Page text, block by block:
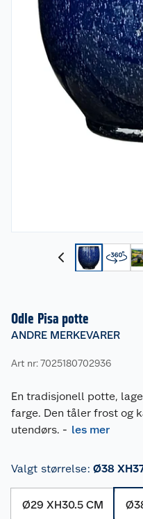
Odle Pisa potte
ANDRE MERKEVARER
Art nr: 7025180702936
En tradisjonell potte,
farge. Den tåler frost og
utendørs. - les mer
Valgt størrelse: Ø38
Ø29 XH30.5 CM